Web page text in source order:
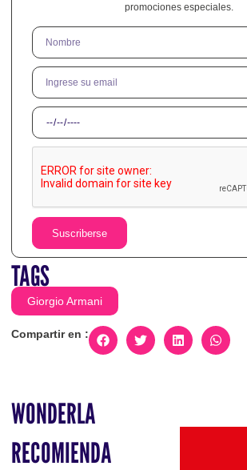
promociones especiales.
Suscriberse
TAGS
Giorgio Armani
Compartir en :
WONDERLA
RECOMIENDA